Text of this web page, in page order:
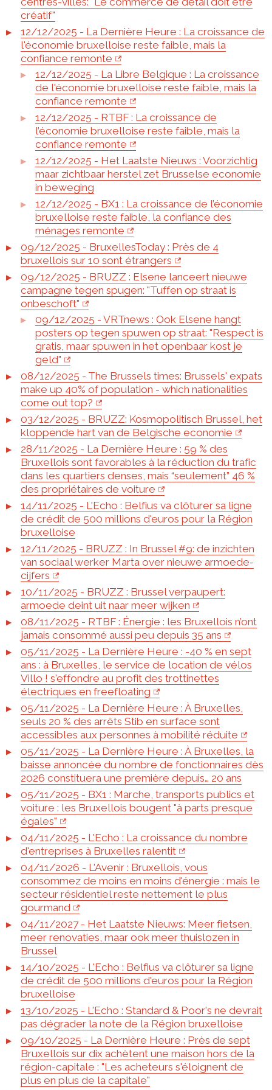
créatif"
12/12/2025 - La Dernière Heure : La croissance de
l'économie bruxelloise reste faible, mais la
confiance remonte
12/12/2025 - La Libre Belgique : La croissance
de l'économie bruxelloise reste faible, mais la
confiance remonte
12/12/2025 - RTBF : La croissance de
l’économie bruxelloise reste faible, mais la
confiance remonte
12/12/2025 - Het Laatste Nieuws : Voorzichtig
maar zichtbaar herstel zet Brusselse economie
in beweging
12/12/2025 - BX1 : La croissance de l’économie
bruxelloise reste faible, la confiance des
ménages remonte
09/12/2025 - BruxellesToday : Près de 4
bruxellois sur 10 sont étrangers
09/12/2025 - BRUZZ : Elsene lanceert nieuwe
campagne tegen spugen: "Tuffen op straat is
onbeschoft"
09/12/2025 - VRTnews : Ook Elsene hangt
posters op tegen spuwen op straat: "Respect is
gratis, maar spuwen in het openbaar kost je
geld"
08/12/2025 - The Brussels times: Brussels' expats
make up 40% of population - which nationalities
come out top?
03/12/2025 - BRUZZ: Kosmopolitisch Brussel, het
kloppende hart van de Belgische economie
28/11/2025 - La Dernière Heure : 59 % des
Bruxellois sont favorables à la réduction du trafic
dans les quartiers denses, mais “seulement” 46 %
des propriétaires de voiture
14/11/2025 - L'Echo : Belfius va clôturer sa ligne
de crédit de 500 millions d'euros pour la Région
bruxelloise
12/11/2025 - BRUZZ : In Brussel #9: de inzichten
van sociaal werker Marta over nieuwe armoede-
cijfers
10/11/2025 - BRUZZ : Brussel verpaupert:
armoede deint uit naar meer wijken
08/11/2025 - RTBF : Énergie : les Bruxellois n’ont
jamais consommé aussi peu depuis 35 ans
05/11/2025 - La Dernière Heure : -40 % en sept
ans : à Bruxelles, le service de location de vélos
Villo ! s'effondre au profit des trottinettes
électriques en freefloating
05/11/2025 - La Dernière Heure : À Bruxelles,
seuls 20 % des arrêts Stib en surface sont
accessibles aux personnes à mobilité réduite
05/11/2025 - La Dernière Heure : À Bruxelles, la
baisse annoncée du nombre de fonctionnaires dès
2026 constituera une première depuis… 20 ans
05/11/2025 - BX1 : Marche, transports publics et
voiture : les Bruxellois bougent "à parts presque
égales"
04/11/2025 - L'Echo : La croissance du nombre
d'entreprises à Bruxelles ralentit
04/11/2026 - L'Avenir : Bruxellois, vous
consommez de moins en moins d'énergie : mais le
secteur résidentiel reste nettement le plus
gourmand
04/11/2027 - Het Laatste Nieuws: Meer fietsen,
meer renovaties, maar ook meer thuislozen in
Brussel
14/10/2025 - L'Echo : Belfius va clôturer sa ligne
de crédit de 500 millions d'euros pour la Région
bruxelloise
13/10/2025 - L'Echo : Standard & Poor's ne devrait
pas dégrader la note de la Région bruxelloise
09/10/2025 - La Dernière Heure : Près de sept
Bruxellois sur dix achètent une maison hors de la
région-capitale : "Les acheteurs s'éloignent de
plus en plus de la capitale"